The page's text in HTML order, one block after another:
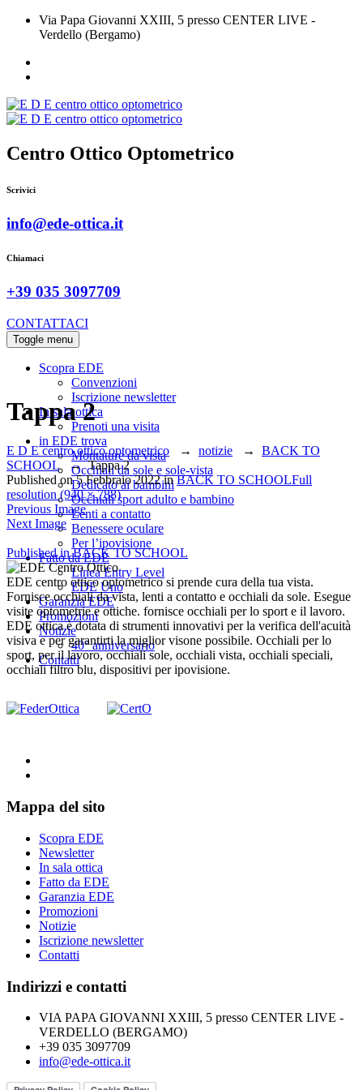
Via Papa Giovanni XXIII, 5 presso CENTER LIVE -
Verdello (Bergamo)
Centro Ottico Optometrico
Scrivici
info@ede-ottica.it
Chiamaci
+39 035 3097709
CONTATTACI
Toggle menu
Scopra EDE
Convenzioni
Iscrizione newsletter
In sala ottica
Prenoti una visita
in EDE trova
Montature da vista
Occhiali da sole e sole-vista
Dedicato ai bambini
Occhiali sport adulto e bambino
Lenti a contatto
Benessere oculare
Per l’ipovisione
Fatto da EDE
Linea Entry Level
EDE Uno
Garanzia EDE
Promozioni
Notizie
40° anniversario
Contatti
Tappa 2
E D E centro ottico optometrico → notizie → BACK TO
SCHOOL→Tappa 2
Published on5 Febbraio 2022inBACK TO SCHOOLFull
resolution (940 × 788)
Previous Image
Next Image
Navigazione
articoli
Published in BACK TO SCHOOL
EDE centro ottico optometrico si prende cura della tua vista.
Fornisce occhiali da vista, lenti a contatto e occhiali da sole. Esegue
visite optometrie e ottiche. fornisce occhiali per lo sport e il lavoro.
EDE ottica è dotata di strumenti innovativi per la verifica dell'acuità
visiva e per garantirti la miglior visone possibile. Occhiali per lo
sport, per il lavoro, occhiali sole, occhiali vista, occhiali speciali,
occhiali filtro blu, dispositivi per ipovisione.
Mappa del sito
Scopra EDE
Newsletter
In sala ottica
Fatto da EDE
Garanzia EDE
Promozioni
Notizie
Iscrizione newsletter
Contatti
Indirizzi e contatti
VIA PAPA GIOVANNI XXIII, 5 presso CENTER LIVE -
VERDELLO (BERGAMO)
+39 035 3097709
info@ede-ottica.it